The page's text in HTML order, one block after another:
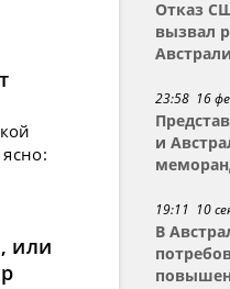
Отказ
вызвал
23:58 16
и
19:11 10
В
или